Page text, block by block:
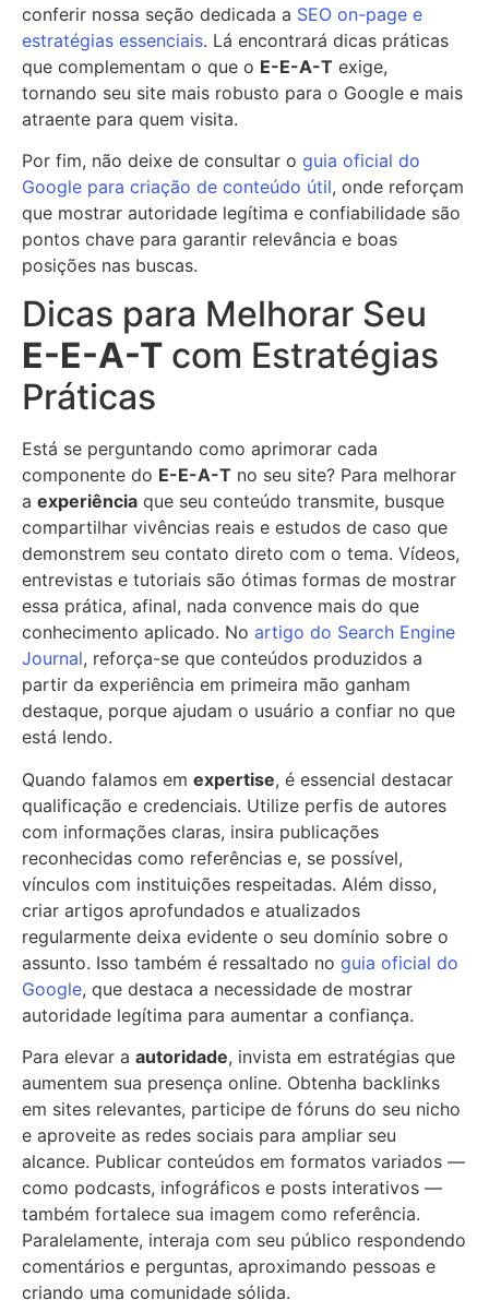
conferir nossa seção dedicada a SEO on-page e
estratégias essenciais. Lá encontrará dicas práticas
que complementam o que o E-E-A-T exige,
tornando seu site mais robusto para o Google e mais
atraente para quem visita.
Por fim, não deixe de consultar o guia oficial do
Google para criação de conteúdo útil, onde reforçam
que mostrar autoridade legítima e confiabilidade são
pontos chave para garantir relevância e boas
posições nas buscas.
Dicas para Melhorar Seu
E-E-A-T com Estratégias
Práticas
Está se perguntando como aprimorar cada
componente do E-E-A-T no seu site? Para melhorar
a experiência que seu conteúdo transmite, busque
compartilhar vivências reais e estudos de caso que
demonstrem seu contato direto com o tema. Vídeos,
entrevistas e tutoriais são ótimas formas de mostrar
essa prática, afinal, nada convence mais do que
conhecimento aplicado. No artigo do Search Engine
Journal, reforça-se que conteúdos produzidos a
partir da experiência em primeira mão ganham
destaque, porque ajudam o usuário a confiar no que
está lendo.
Quando falamos em expertise, é essencial destacar
qualificação e credenciais. Utilize perfis de autores
com informações claras, insira publicações
reconhecidas como referências e, se possível,
vínculos com instituições respeitadas. Além disso,
criar artigos aprofundados e atualizados
regularmente deixa evidente o seu domínio sobre o
assunto. Isso também é ressaltado no guia oficial do
Google, que destaca a necessidade de mostrar
autoridade legítima para aumentar a confiança.
Para elevar a autoridade, invista em estratégias que
aumentem sua presença online. Obtenha backlinks
em sites relevantes, participe de fóruns do seu nicho
e aproveite as redes sociais para ampliar seu
alcance. Publicar conteúdos em formatos variados —
como podcasts, infográficos e posts interativos —
também fortalece sua imagem como referência.
Paralelamente, interaja com seu público respondendo
comentários e perguntas, aproximando pessoas e
criando uma comunidade sólida.